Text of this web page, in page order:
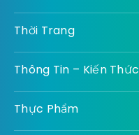
Thời Trang
Thông Tin – Kiến Thức
Thực Phẩm